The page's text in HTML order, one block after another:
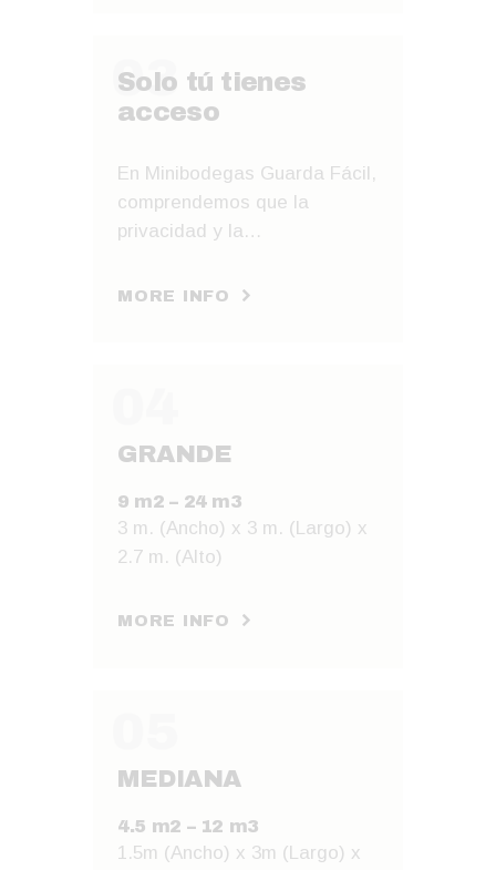
03
Solo tú tienes
acceso
En Minibodegas Guarda Fácil,
comprendemos que la
privacidad y la…
MORE INFO
GRANDE
9 m2 – 24 m3
3 m. (Ancho) x 3 m. (Largo) x
2.7 m. (Alto)
MORE INFO
MEDIANA
4.5 m2 – 12 m3
1.5m (Ancho) x 3m (Largo) x